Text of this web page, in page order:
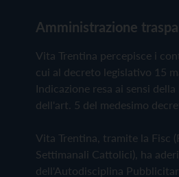
Amministrazione
Vita Trentina percepisce i
cui al decreto legislativo 15
Indicazione resa ai sensi
dell'art. 5 del medesimo
Vita Trentina, tramite la Fisc
Settimanali Cattolici), ha
dell'Autodisciplina